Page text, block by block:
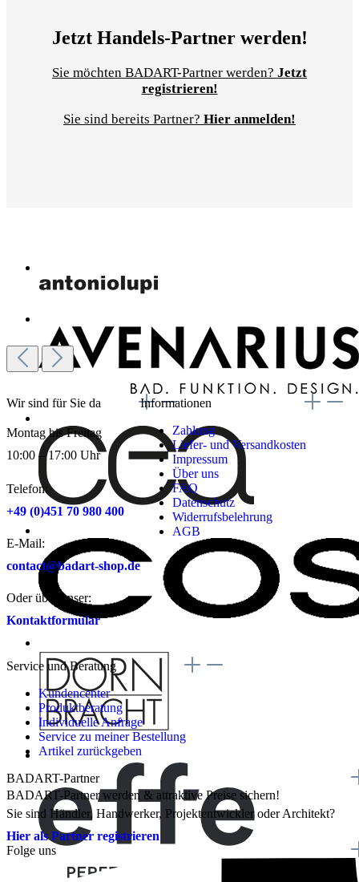
Jetzt Handels-Partner werden!
Sie möchten BADART-Partner werden? Jetzt
registrieren!
Sie sind bereits Partner? Hier anmelden!
Wir sind für Sie da
Montag bis Freitag
10:00 – 17:00 Uhr
Telefon:
+49 (0)451 70 980 400
E-Mail:
contact@badart-shop.de
Oder über unser:
Kontaktformular
Informationen
Zahlung
Liefer- und Versandkosten
Impressum
Über uns
FAQ
Datenschutz
Widerrufsbelehrung
AGB
Service und Beratung
Kundencenter
Produktberatung
Individuelle Anfrage
Service zu meiner Bestellung
Artikel zurückgeben
BADART-Partner
BADART-Partner werden & attraktive Preise sichern!
Sie sind Händler, Handwerker, Projektentwickler oder Architekt?
Hier als Partner registrieren
Folge uns